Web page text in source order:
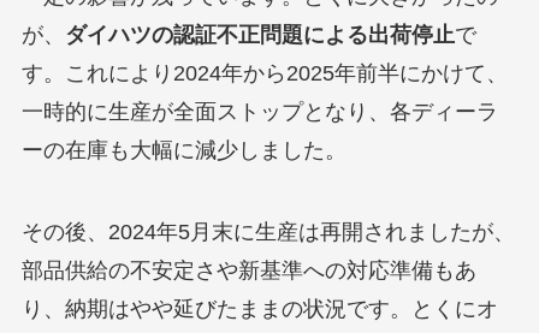
が、 ダイハツの認証不正問題による出荷停止で
す。これにより2024年から2025年前半にかけて、
一時的に生産が全面ストップとなり、各ディーラ
ーの在庫も大幅に減少しました。
その後、2024年5月末に生産は再開されましたが、
部品供給の不安定さや新基準への対応準備もあ
り、納期はやや延びたままの状況です。とくにオ